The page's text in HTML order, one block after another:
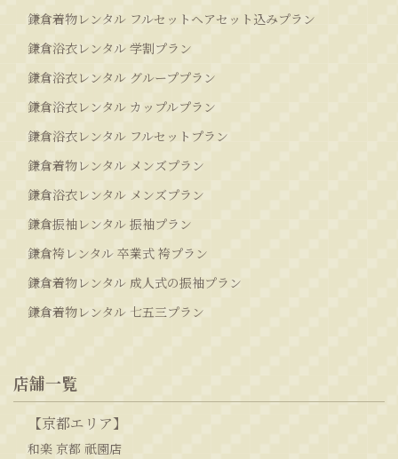
鎌倉着物レンタル フルセットヘアセット込みプラン
鎌倉浴衣レンタル 学割プラン
鎌倉浴衣レンタル グループプラン
鎌倉浴衣レンタル カップルプラン
鎌倉浴衣レンタル フルセットプラン
鎌倉着物レンタル メンズプラン
鎌倉浴衣レンタル メンズプラン
鎌倉振袖レンタル 振袖プラン
鎌倉袴レンタル 卒業式 袴プラン
鎌倉着物レンタル 成人式の振袖プラン
鎌倉着物レンタル 七五三プラン
店舗一覧
【京都エリア】
和楽 京都 祇園店